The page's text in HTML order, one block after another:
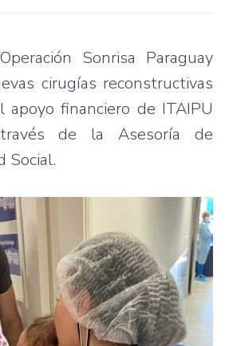
Sonrisa Paraguay
cirugías reconstructivas
financiero de ITAIPU
de la Asesoría de
Social.